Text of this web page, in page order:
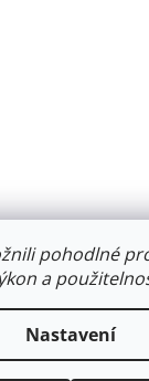
pohodlné
a
Nastavení